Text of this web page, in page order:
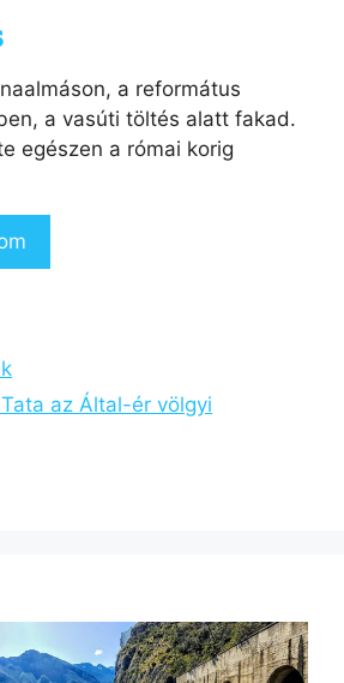
a református
a vasúti töltés alatt fakad.
egészen a római korig
az Által-ér völgyi